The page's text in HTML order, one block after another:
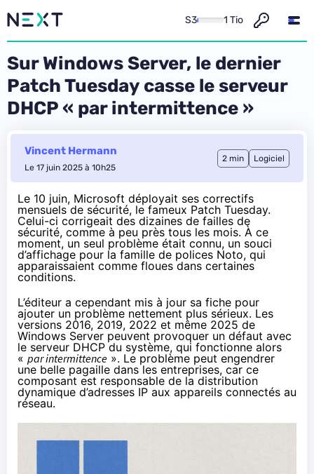
S3 1 Tio
Sur Windows Server, le dernier
Patch Tuesday casse le serveur
DHCP « par intermittence »
Vincent Hermann
Le 17 juin 2025 à 10h25
2 min Logiciel
Le 10 juin, Microsoft déployait ses correctifs
mensuels de sécurité, le fameux Patch Tuesday.
Celui-ci corrigeait des dizaines de failles de
sécurité, comme à peu près tous les mois. À ce
moment, un seul problème était connu, un souci
d’affichage pour la famille de polices Noto, qui
apparaissaient comme floues dans certaines
conditions.
L’éditeur a cependant mis à jour sa fiche pour
ajouter un problème nettement plus sérieux. Les
versions 2016, 2019, 2022 et même 2025 de
Windows Server peuvent provoquer un défaut avec
le serveur DHCP du système, qui fonctionne alors
« par intermittence ». Le problème peut engendrer
une belle pagaille dans les entreprises, car ce
composant est responsable de la distribution
dynamique d’adresses IP aux appareils connectés au
réseau.